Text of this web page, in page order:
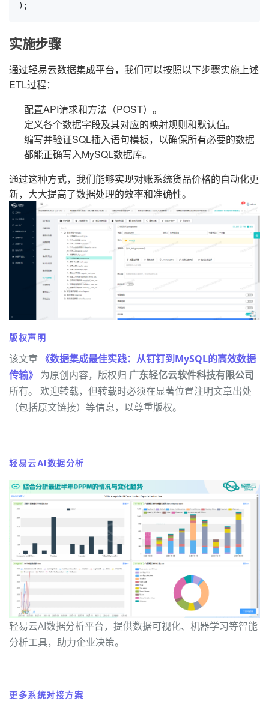
);
实施步骤
通过轻易云数据集成平台，我们可以按照以下步骤实施上述
ETL过程：
配置API请求和方法（POST）。
定义各个数据字段及其对应的映射规则和默认值。
编写并验证SQL插入语句模板，以确保所有必要的数据
都能正确写入MySQL数据库。
通过这种方式，我们能够实现对账系统货品价格的自动化更
新，大大提高了数据处理的效率和准确性。
版权声明
该文章 《数据集成最佳实践：从钉钉到MySQL的高效数据
传输》 为原创内容，版权归 广东轻亿云软件科技有限公司
所有。 欢迎转载，但转载时必须在显著位置注明文章出处
（包括原文链接）等信息，以尊重版权。
轻易云AI数据分析
轻易云AI数据分析平台，提供数据可视化、机器学习等智能
分析工具，助力企业决策。
更多系统对接方案